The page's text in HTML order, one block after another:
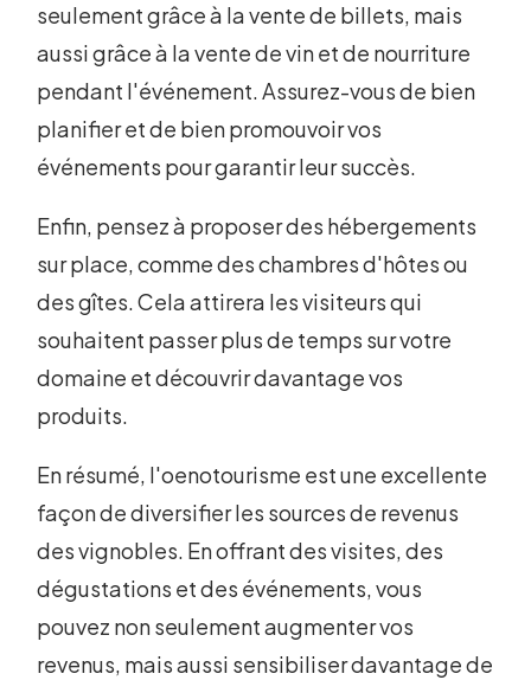
seulement grâce à la vente de billets, mais
aussi grâce à la vente de vin et de nourriture
pendant l'événement. Assurez-vous de bien
planifier et de bien promouvoir vos
événements pour garantir leur succès.
Enfin, pensez à proposer des hébergements
sur place, comme des chambres d'hôtes ou
des gîtes. Cela attirera les visiteurs qui
souhaitent passer plus de temps sur votre
domaine et découvrir davantage vos
produits.
En résumé, l'oenotourisme est une excellente
façon de diversifier les sources de revenus
des vignobles. En offrant des visites, des
dégustations et des événements, vous
pouvez non seulement augmenter vos
revenus, mais aussi sensibiliser davantage de